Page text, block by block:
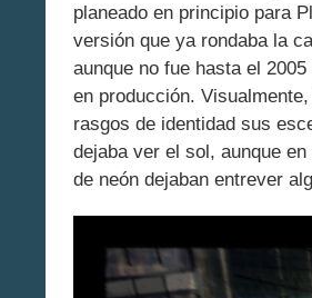
planeado en principio para
versión que ya rondaba la
aunque no fue hasta el
en producción.
rasgos de identidad sus
dejaba ver el sol, aunque
de neón dejaban entrever